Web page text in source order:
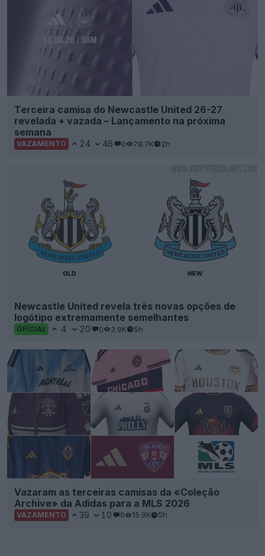
Terceira camisa do Newcastle United 26-27
revelada + vazada – Lançamento na próxima
semana
VAZAMENTO 24 46 0 78.7K 2h
Newcastle United revela três novas opções de
logótipo extremamente semelhantes
OFICIAL 4 20 0 3.9K 5h
Vazaram as terceiras camisas da «Coleção
Archive» da Adidas para a MLS 2026
VAZAMENTO 39 10 0 15.9K 5h